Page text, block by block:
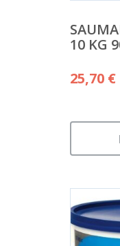
10 KG
25,70 €